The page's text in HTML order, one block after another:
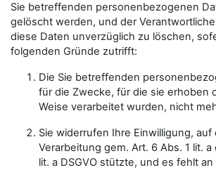
Sie betreffenden personenbezogenen
gelöscht werden, und der
diese Daten unverzüglich zu löschen,
folgenden Gründe zutrifft:
Die Sie betreffenden
für die Zwecke, für die sie erhoben
Weise verarbeitet wurden, nicht
Sie widerrufen Ihre Einwilligung, auf
Verarbeitung gem. Art. 6 Abs. 1 lit.
lit. a DSGVO stützte, und es fehlt